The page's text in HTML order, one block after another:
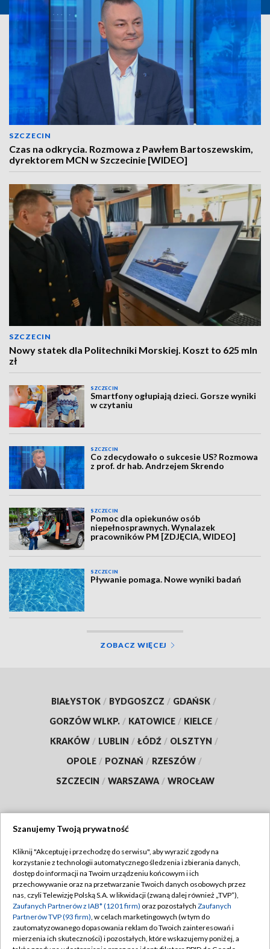
SZCZECIN
Czas na odkrycia. Rozmowa z Pawłem Bartoszewskim,
dyrektorem MCN w Szczecinie [WIDEO]
SZCZECIN
Nowy statek dla Politechniki Morskiej. Koszt to 625 mln
zł
SZCZECIN
Smartfony ogłupiają dzieci. Gorsze wyniki
w czytaniu
SZCZECIN
Co zdecydowało o sukcesie US? Rozmowa
z prof. dr hab. Andrzejem Skrendo
SZCZECIN
Pomoc dla opiekunów osób
niepełnosprawnych. Wynalazek
pracowników PM [ZDJĘCIA, WIDEO]
SZCZECIN
Pływanie pomaga. Nowe wyniki badań
ZOBACZ WIĘCEJ
BIAŁYSTOK / BYDGOSZCZ / GDAŃSK /
GORZÓW WLKP. / KATOWICE / KIELCE /
KRAKÓW / LUBLIN / ŁÓDŹ / OLSZTYN /
OPOLE / POZNAŃ / RZESZÓW /
SZCZECIN / WARSZAWA / WROCŁAW
TVP
Abonament TVP
Emisja w TVP
Centrum informacji TVP
Naziemna Telewizja Cyfrowa
Regulamin TVP
Polityka prywatności
Moje zgody
Pomoc
Szanujemy Twoją prywatność
Kliknij "Akceptuję i przechodzę do serwisu", aby wyrazić zgody na
korzystanie z technologii automatycznego śledzenia i zbierania danych,
dostęp do informacji na Twoim urządzeniu końcowym i ich
przechowywanie oraz na przetwarzanie Twoich danych osobowych przez
nas, czyli Telewizję Polską S.A. w likwidacji (zwaną dalej również „TVP”),
Zaufanych Partnerów z IAB* (1201 firm) oraz pozostałych Zaufanych
Partnerów TVP (93 firm), w celach marketingowych (w tym do
zautomatyzowanego dopasowania reklam do Twoich zainteresowań i
mierzenia ich skuteczności) i pozostałych, które wskazujemy poniżej, a